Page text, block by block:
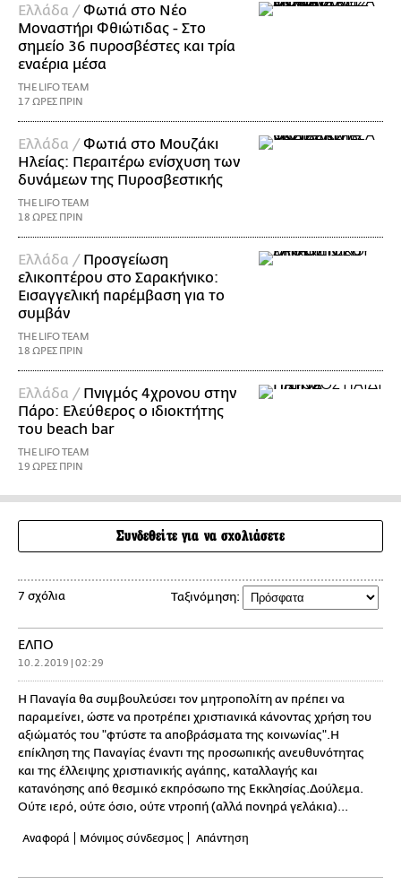
Ελλάδα /Φωτιά στο Νέο
Μοναστήρι Φθιώτιδας - Στο
σημείο 36 πυροσβέστες και τρία
εναέρια μέσα
THE LIFO TEAM
17 ΩΡΕΣ ΠΡΙΝ
Ελλάδα /Φωτιά στο Μουζάκι
Ηλείας: Περαιτέρω ενίσχυση των
δυνάμεων της Πυροσβεστικής
THE LIFO TEAM
18 ΩΡΕΣ ΠΡΙΝ
Ελλάδα / Προσγείωση
ελικοπτέρου στο Σαρακήνικο:
Εισαγγελική παρέμβαση για το
συμβάν
THE LIFO TEAM
18 ΩΡΕΣ ΠΡΙΝ
Ελλάδα / Πνιγμός 4χρονου στην
Πάρο: Ελεύθερος ο ιδιοκτήτης
του beach bar
THE LIFO TEAM
19 ΩΡΕΣ ΠΡΙΝ
Συνδεθείτε για να σχολιάσετε
7 σχόλια Ταξινόμηση:
ΕΛΠΟ
10.2.2019 | 02:29
Η Παναγία θα συμβουλεύσει τον μητροπολίτη αν πρέπει να
παραμείνει, ώστε να προτρέπει χριστιανικά κάνοντας χρήση του
αξιώματός του "φτύστε τα αποβράσματα της κοινωνίας".Η
επίκληση της Παναγίας έναντι της προσωπικής ανευθυνότητας
και της έλλειψης χριστιανικής αγάπης, καταλλαγής και
κατανόησης από θεσμικό εκπρόσωπο της Εκκλησίας.Δούλεμα.
Ούτε ιερό, ούτε όσιο, ούτε ντροπή (αλλά πονηρά γελάκια)...
Αναφορά Μόνιμος σύνδεσμος Απάντηση